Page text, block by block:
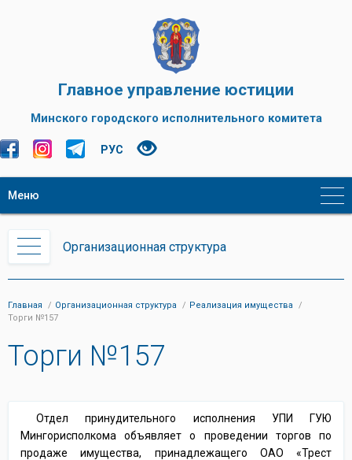
Главное управление юстиции
Минского городского исполнительного комитета
РУС
Меню
Организационная структура
Главная Организационная структура
Реализация имущества
Торги №157
Торги №157
Отдел принудительного исполнения УПИ ГУЮ
Мингорисполкома объявляет о проведении торгов по
продаже имущества, принадлежащего ОАО «Трест